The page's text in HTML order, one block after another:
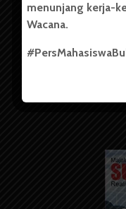
Pedoman Media
Kode Etik Jurnalistik
menunjang kerja-
Wacana.